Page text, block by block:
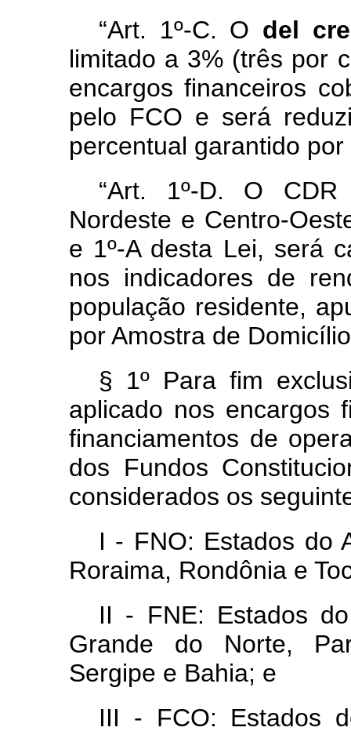
“Art. 1º-C. O del
limitado a 3% (três por
encargos financeiros
pelo FCO e será
percentual garantido por
“Art. 1º-D. O
Nordeste e Centro-
e 1º-A desta Lei, será
nos indicadores de
população residente,
por Amostra de
§ 1º Para fim
aplicado nos encargos
financiamentos de
dos Fundos
considerados os
I - FNO: Estados do
Roraima, Rondônia e
II - FNE: Estados
Grande do Norte,
Sergipe e Bahia; e
III - FCO: Estados